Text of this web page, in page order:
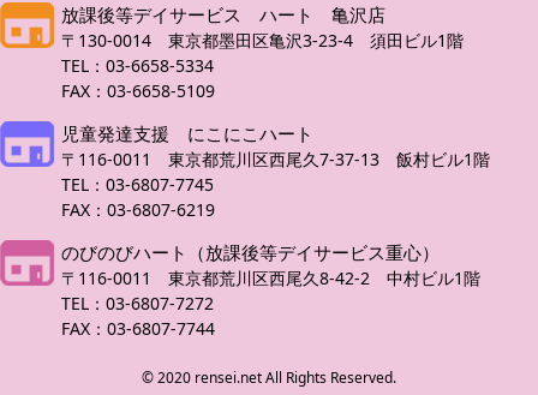
放課後等デイサービス ハート 亀沢店
〒130-0014 東京都墨田区亀沢3-23-4 須田ビル1階
TEL：03-6658-5334
FAX：03-6658-5109
児童発達支援 にこにこハート
〒116-0011 東京都荒川区西尾久7-37-13 飯村ビル1階
TEL：03-6807-7745
FAX：03-6807-6219
のびのびハート（放課後等デイサービス重心）
〒116-0011 東京都荒川区西尾久8-42-2 中村ビル1階
TEL：03-6807-7272
FAX：03-6807-7744
© 2020 rensei.net All Rights Reserved.